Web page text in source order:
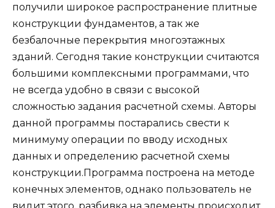
получили широкое распространение плитные
конструкции фундаментов, а так же
безбалочные перекрытия многоэтажных
зданий. Сегодня такие конструкции считаются
большими комплексными программами, что
не всегда удобно в связи с высокой
сложностью задания расчетной схемы. Авторы
данной программы постарались свести к
минимуму операции по вводу исходных
данных и определению расчетной схемы
конструкции.Программа построена на методе
конечных элементов, однако пользователь не